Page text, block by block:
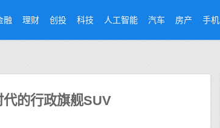
融 理财 创投 科技 人工智能 汽车 房产 手机
的行政旗舰SUV